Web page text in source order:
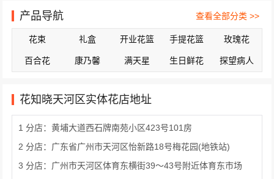
产品导航 查看全部分类 >>
花束 礼盒 开业花篮 手提花篮 玫瑰花
百合花 康乃馨 满天星 生日鲜花 探望病人
花知晓天河区实体花店地址
1 分店：黄埔大道西石牌南苑小区423号101房
2 分店：广东省广州市天河区怡新路18号梅花园(地铁站)
3 分店：广州市天河区体育东横街39～43号附近体育东市场